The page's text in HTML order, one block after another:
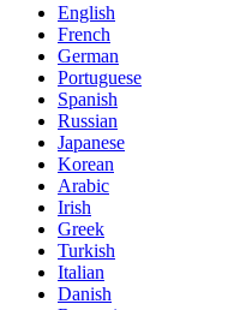
English
French
German
Portuguese
Spanish
Russian
Japanese
Korean
Arabic
Irish
Greek
Turkish
Italian
Danish